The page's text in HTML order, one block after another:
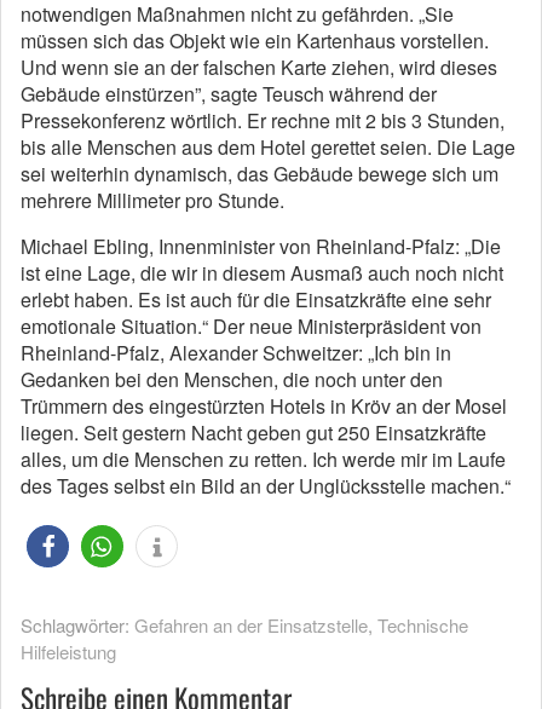
notwendigen Maßnahmen nicht zu gefährden. „Sie
müssen sich das Objekt wie ein Kartenhaus vorstellen.
Und wenn sie an der falschen Karte ziehen, wird dieses
Gebäude einstürzen”, sagte Teusch während der
Pressekonferenz wörtlich. Er rechne mit 2 bis 3 Stunden,
bis alle Menschen aus dem Hotel gerettet seien. Die Lage
sei weiterhin dynamisch, das Gebäude bewege sich um
mehrere Millimeter pro Stunde.
Michael Ebling, Innenminister von Rheinland-Pfalz: „Die
ist eine Lage, die wir in diesem Ausmaß auch noch nicht
erlebt haben. Es ist auch für die Einsatzkräfte eine sehr
emotionale Situation.“ Der neue Ministerpräsident von
Rheinland-Pfalz, Alexander Schweitzer: „Ich bin in
Gedanken bei den Menschen, die noch unter den
Trümmern des eingestürzten Hotels in Krövan der Mosel
liegen. Seit gestern Nacht geben gut 250 Einsatzkräfte
alles, um die Menschen zu retten. Ich werde mir im Laufe
des Tages selbst ein Bild an der Unglücksstelle machen.“
Schlagwörter: Gefahren an der Einsatzstelle, Technische
Hilfeleistung
Schreibe einen Kommentar